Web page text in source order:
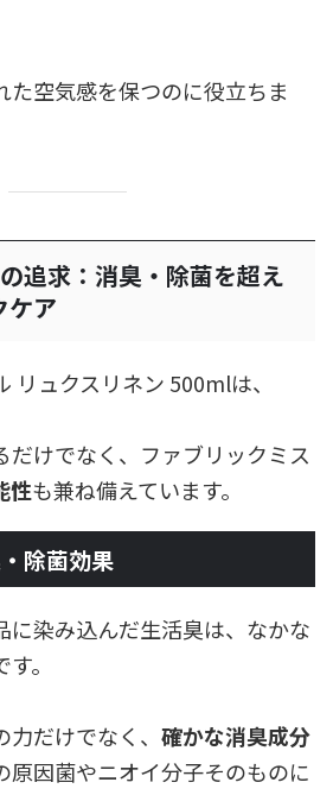
た空気感を保つのに役立ちま
追求：消臭・除菌を超え
ケア
リュクスリネン 500mlは、
だけでなく、ファブリックミス
性も兼ね備えています。
除菌効果
に染み込んだ生活臭は、なかな
。
だけでなく、 確かな消臭成分
原因菌やニオイ分子そのものに